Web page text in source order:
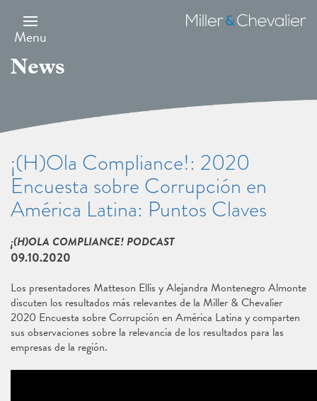
main
content
Menu
Miller
&
News
¡(H)Ola Compliance!: 2020
Encuesta sobre Corrupción en
América Latina: Puntos Claves
¡(H)OLA COMPLIANCE! PODCAST
09.10.2020
Los presentadores Matteson Ellis y Alejandra Montenegro Almonte
discuten los resultados más relevantes de la Miller & Chevalier
2020 Encuesta sobre Corrupción en América Latina y comparten
sus observaciones sobre la relevancia de los resultados para las
empresas de la región.